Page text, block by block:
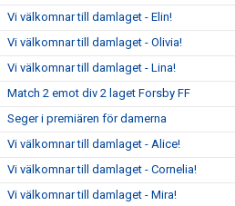
Vi välkomnar till damlaget - Elin!
Vi välkomnar till damlaget - Olivia!
Vi välkomnar till damlaget - Lina!
Match 2 emot div 2 laget Forsby FF
Seger i premiären för damerna
Vi välkomnar till damlaget - Alice!
Vi välkomnar till damlaget - Cornelia!
Vi välkomnar till damlaget - Mira!